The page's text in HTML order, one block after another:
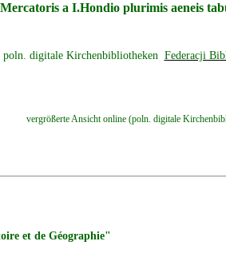
a I.Hondio plurimis aeneis
digitale Kirchenbibliotheken Federacji
vergrößerte Ansicht online (poln. digitale
et de Géographie"